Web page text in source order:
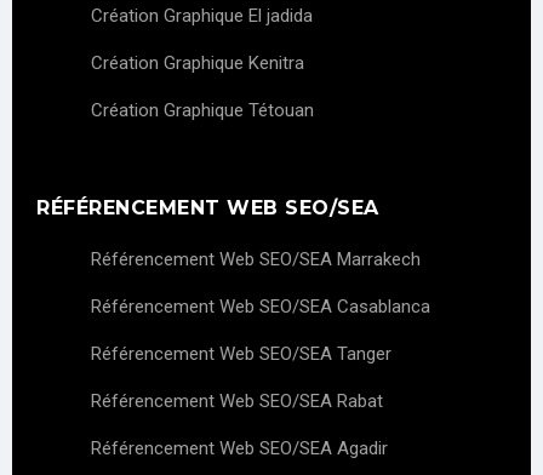
Création Graphique El jadida
Création Graphique Kenitra
Création Graphique Tétouan
RÉFÉRENCEMENT WEB SEO/SEA
Référencement Web SEO/SEA Marrakech
Référencement Web SEO/SEA Casablanca
Référencement Web SEO/SEA Tanger
Référencement Web SEO/SEA Rabat
Référencement Web SEO/SEA Agadir